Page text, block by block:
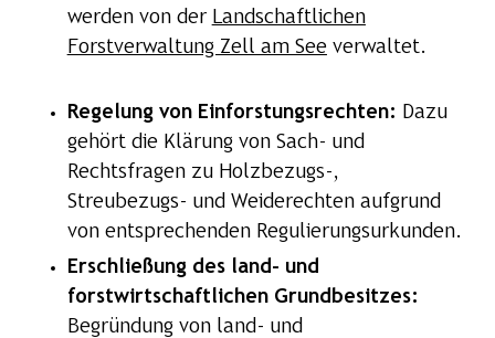
werden von der Landschaftlichen
Forstverwaltung Zell am See verwaltet.
Regelung von Einforstungsrechten: Dazu
gehört die Klärung von Sach- und
Rechtsfragen zu Holzbezugs-,
Streubezugs- und Weiderechten aufgrund
von entsprechenden Regulierungsurkunden.
Erschließung des land- und
forstwirtschaftlichen Grundbesitzes:
Begründung von land- und